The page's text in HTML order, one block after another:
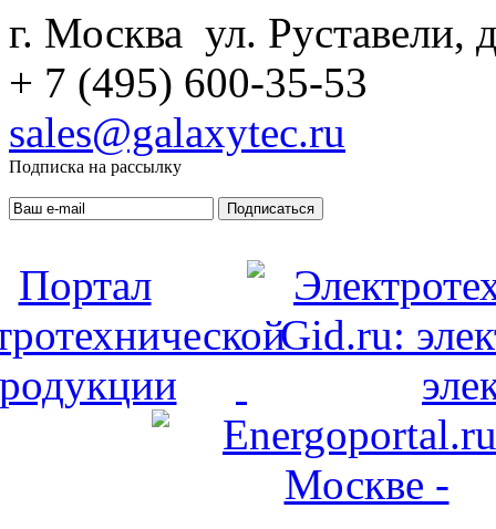
г. Москва ул. Руставели,
+ 7 (495) 600-35-53
sales@galaxytec.ru
Подписка на рассылку
Подписаться